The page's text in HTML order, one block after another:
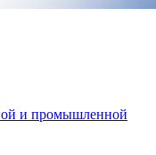
и промышленной